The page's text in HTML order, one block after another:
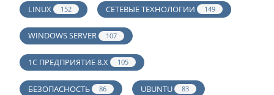
LINUX 152 СЕТЕВЫЕ ТЕХНОЛОГИИ 149
WINDOWS SERVER 107
1С ПРЕДПРИЯТИЕ 8.Х 105
БЕЗОПАСНОСТЬ 86 UBUNTU 83